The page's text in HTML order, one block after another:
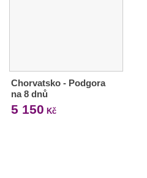
Chorvatsko - Podgora
na 8 dnů
5 150 Kč